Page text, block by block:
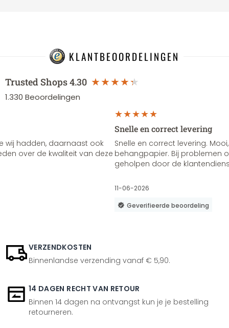
KLANTBEOORDELINGEN
Trusted Shops4.30
1.330 Beoordelingen
wij hadden, daarnaast ook
over de kwaliteit van deze
Snelle en correct levering
Snelle en correct levering.
behangpapier. Bij problemen
geholpen door de
11-06-2026
Geverifieerde beoordeling
VERZENDKOSTEN
Binnenlandse verzending vanaf € 5,90.
14 DAGEN RECHT VAN RETOUR
Binnen 14 dagen na ontvangst kun je je bestelling
retourneren.